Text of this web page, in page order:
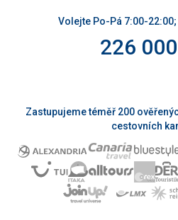
Volejte Po-Pá 7:00-
226
Zastupujeme téměř 200
cestovních